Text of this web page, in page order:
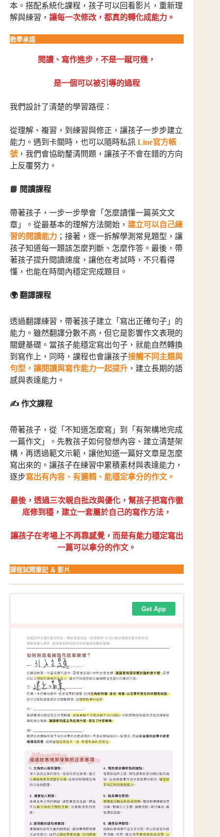
本。搭配系統化課程，孩子可以回看影片，重新理
解與練習， 讓每一次修改，都真的轉化成能力。
教學承諾
閱讀、寫作進步，不是一蹴可幾，
是一個可以被引導的過程
我們設計了清楚的學習路徑：
從理解、複習，到練習與修正，讓孩子一步步建立
能力。遇到卡關時，也可以隨時私訊 Line官方帳
號 ，我們會協助釐清問題，讓孩子不會在錯的方向
上反覆努力。
📘 閱讀課程
帶著孩子，一步一步學會「怎麼讀懂一篇英文文
章」。從最基本的理解方法開始， 建立可以自己練
習的閱讀能力 ；接著，逐一拆解學測常見題型，讓
孩子知道每一題該怎麼判斷、怎麼作答。最後，帶
著孩子提升閱讀速度，讓他在考試時，不只看得
懂，也能在時間內穩定完成題目。
🌍 翻譯課程
透過翻譯練習，帶著孩子建立「寫出正確句子」的
能力。雖然翻譯分數不高，但它是影響作文表現的
關鍵基礎。當孩子能穩定寫出句子，就能自然轉換
到寫作上，同時，課程也會讓孩子接觸不同主題與
句型，讓閱讀與寫作能力一起提升 ，建立長期的語
感與表達能力。
✍️ 作文課程
帶著孩子，從「不知道怎麼寫」到「有架構地完成
一篇作文」。先教孩子如何發想內容、建立清楚架
構，再透過範文示範，讓他知道一篇好文章是怎麼
寫出來的。讓孩子在練習中累積素材與表達能力，
逐步寫出有內容、有邏輯、能穩定拿分的作文。
最後，透過三次親自批改與優化，幫孩子把寫作徹
底修到穩，建立一套屬於自己的寫作方法，
讓孩子在考場上不再靠感覺，而是有能力穩定寫出
一篇可以拿分的作文。
課程試閱筆記 ＆ 影片